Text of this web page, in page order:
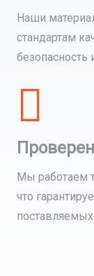
Наши
стандартам
безопасность
Мы работаем
что